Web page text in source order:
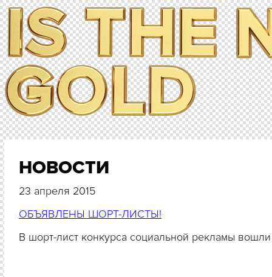
НОВОСТИ
23 апреля 2015
ОБЪЯВЛЕНЫ ШОРТ-ЛИСТЫ!
В шорт-лист конкурса социальной рекламы